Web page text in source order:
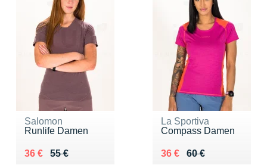
Salomon
Runlife Damen
55 €
Au lieu de 55 €
36 €
Vendu 36 €
La Sportiva
Compass Damen
60 €
Au lieu de 60 €
36 €
Vendu 36 €